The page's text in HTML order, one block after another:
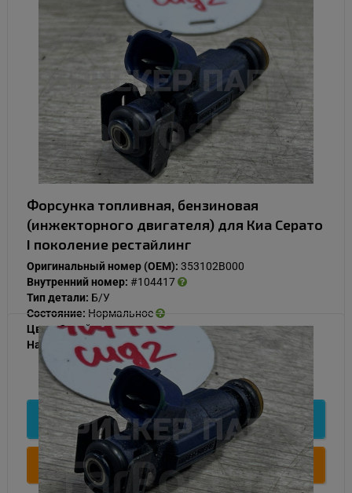
Форсунка топливная, бензиновая
(инжекторного двигателя) для Киа Серато
I поколение рестайлинг
Оригинальный номер (OEM): 353102B000
Внутренний номер: #104417
Тип детали: Б/У
Состояние: Нормальное
Цвет:Синий
Наличие:
В наличии
1 000
Подробнее
Купить